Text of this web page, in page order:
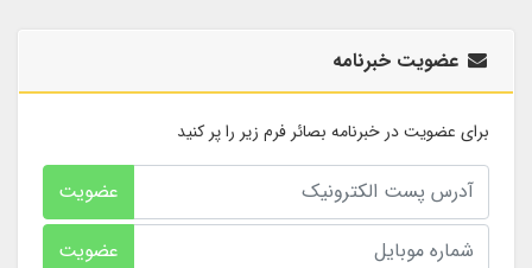
عضویت خبرنامه
برای عضویت در خبرنامه بصائر فرم زیر را پر کنید
عضویت
عضویت